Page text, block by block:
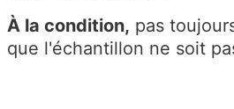
À la condition, pas
que l'échantillon ne soit